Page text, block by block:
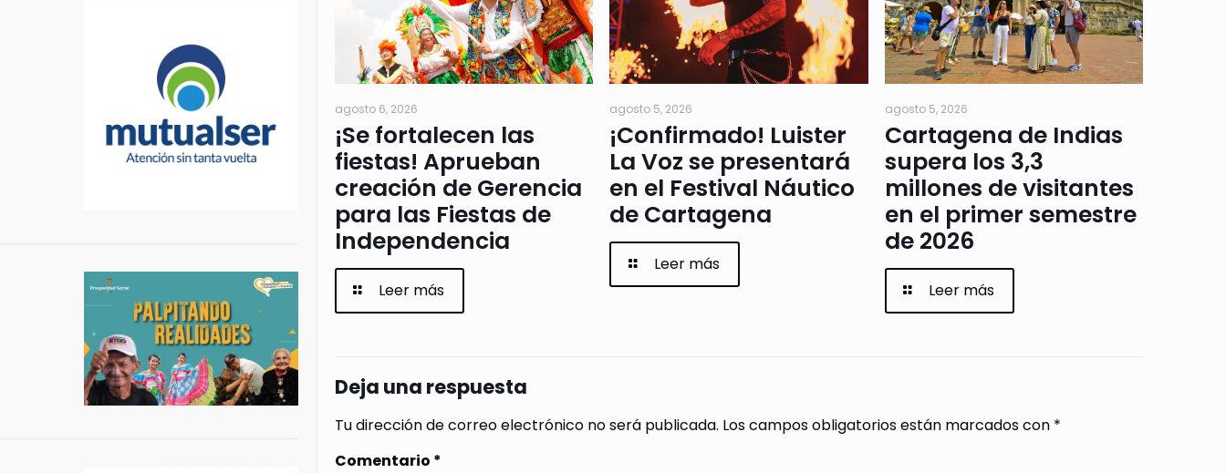
agosto 6, 2026
¡Se fortalecen las
fiestas! Aprueban
creación de Gerencia
para las Fiestas de
Independencia
Leer más
agosto 5, 2026
¡Confirmado! Luister
La Voz se presentará
en el Festival Náutico
de Cartagena
Leer más
agosto 5, 2026
Cartagena de Indias
supera los 3,3
millones de visitantes
en el primer semestre
de 2026
Leer más
Deja una respuesta
Tu dirección de correo electrónico no será publicada. Los campos obligatorios están marcados con *
Comentario *